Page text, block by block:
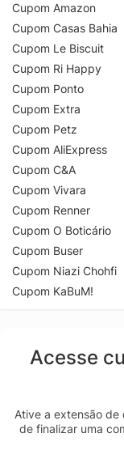
Cupom Amazon
Cupom Casas Bahia
Cupom Le Biscuit
Cupom Ri Happy
Cupom Ponto
Cupom Extra
Cupom Petz
Cupom AliExpress
Cupom C&A
Cupom Vivara
Cupom Renner
Cupom O Boticário
Cupom Buser
Cupom Niazi Chohfi
Cupom KaBuM!
Acesse
Ative a extensão
de finalizar uma